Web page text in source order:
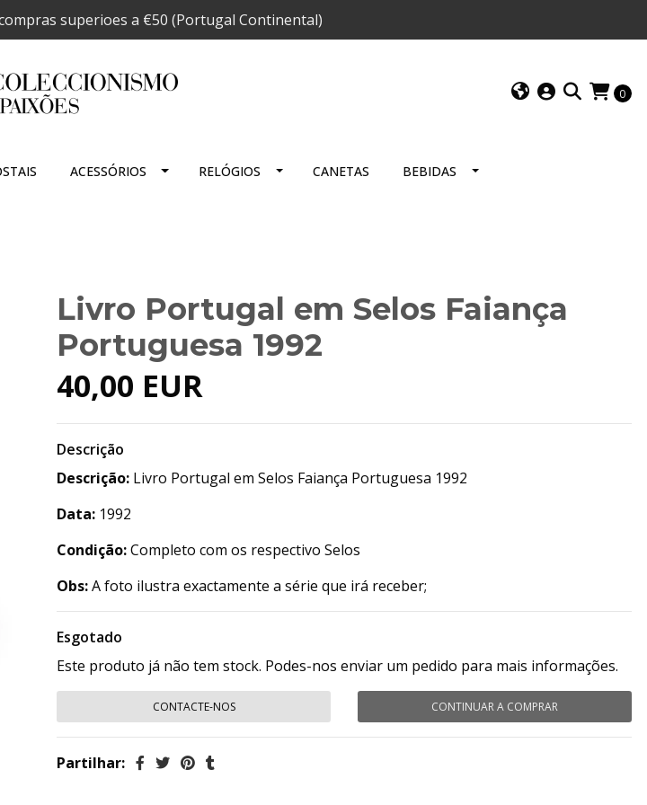
superioes a €50 (Portugal Continental)
0
ACESSÓRIOS RELÓGIOS CANETAS BEBIDAS
Livro Portugal em Selos Faiança
Portuguesa 1992
40,00 EUR
Descrição
Descrição: Livro Portugal em Selos Faiança Portuguesa 1992
Data: 1992
Condição:Completo com os respectivo Selos
Obs:A foto ilustra exactamente a série que irá receber;
Esgotado
Este produto já não tem stock. Podes-nos enviar um pedido para mais informações.
CONTACTE-NOS CONTINUAR A COMPRAR
Partilhar: